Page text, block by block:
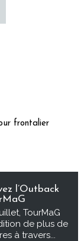
frontalier
l’Outback
TourMaG
de plus de
à travers...